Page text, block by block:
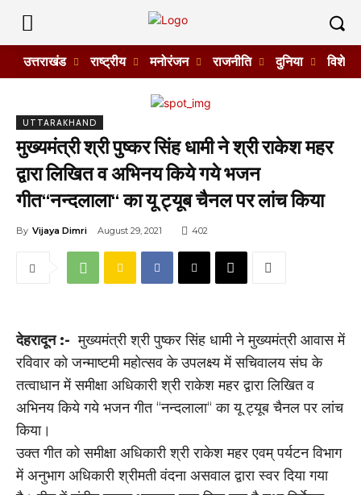
उत्तराखंड राष्ट्रीय मनोरंजन राजनीति दुनिया विशेष
UTTARAKHAND
मुख्यमंत्री श्री पुष्कर सिंह धामी ने श्री राकेश महर
द्वारा लिखित व अभिनय किये गये भजन
गीत‘‘नन्दलाला‘‘ का यू ट्यूब चैनल पर लांच किया
By Vijaya Dimri August 29, 2021 402
देहरादून :-मुख्यमंत्री श्री पुष्कर सिंह धामी ने मुख्यमंत्री आवास में
रविवार को जन्माष्टमी महोत्सव के उपलक्ष्य में सचिवालय संघ के
तत्वाधान में समीक्षा अधिकारी श्री राकेश महर द्वारा लिखित व
अभिनय किये गये भजन गीत ‘‘नन्दलाला‘‘ का यू ट्यूब चैनल पर लांच
किया।
उक्त गीत को समीक्षा अधिकारी श्री राकेश महर एवम् पर्यटन विभाग
में अनुभाग अधिकारी श्रीमती वंदना असवाल द्वारा स्वर दिया गया